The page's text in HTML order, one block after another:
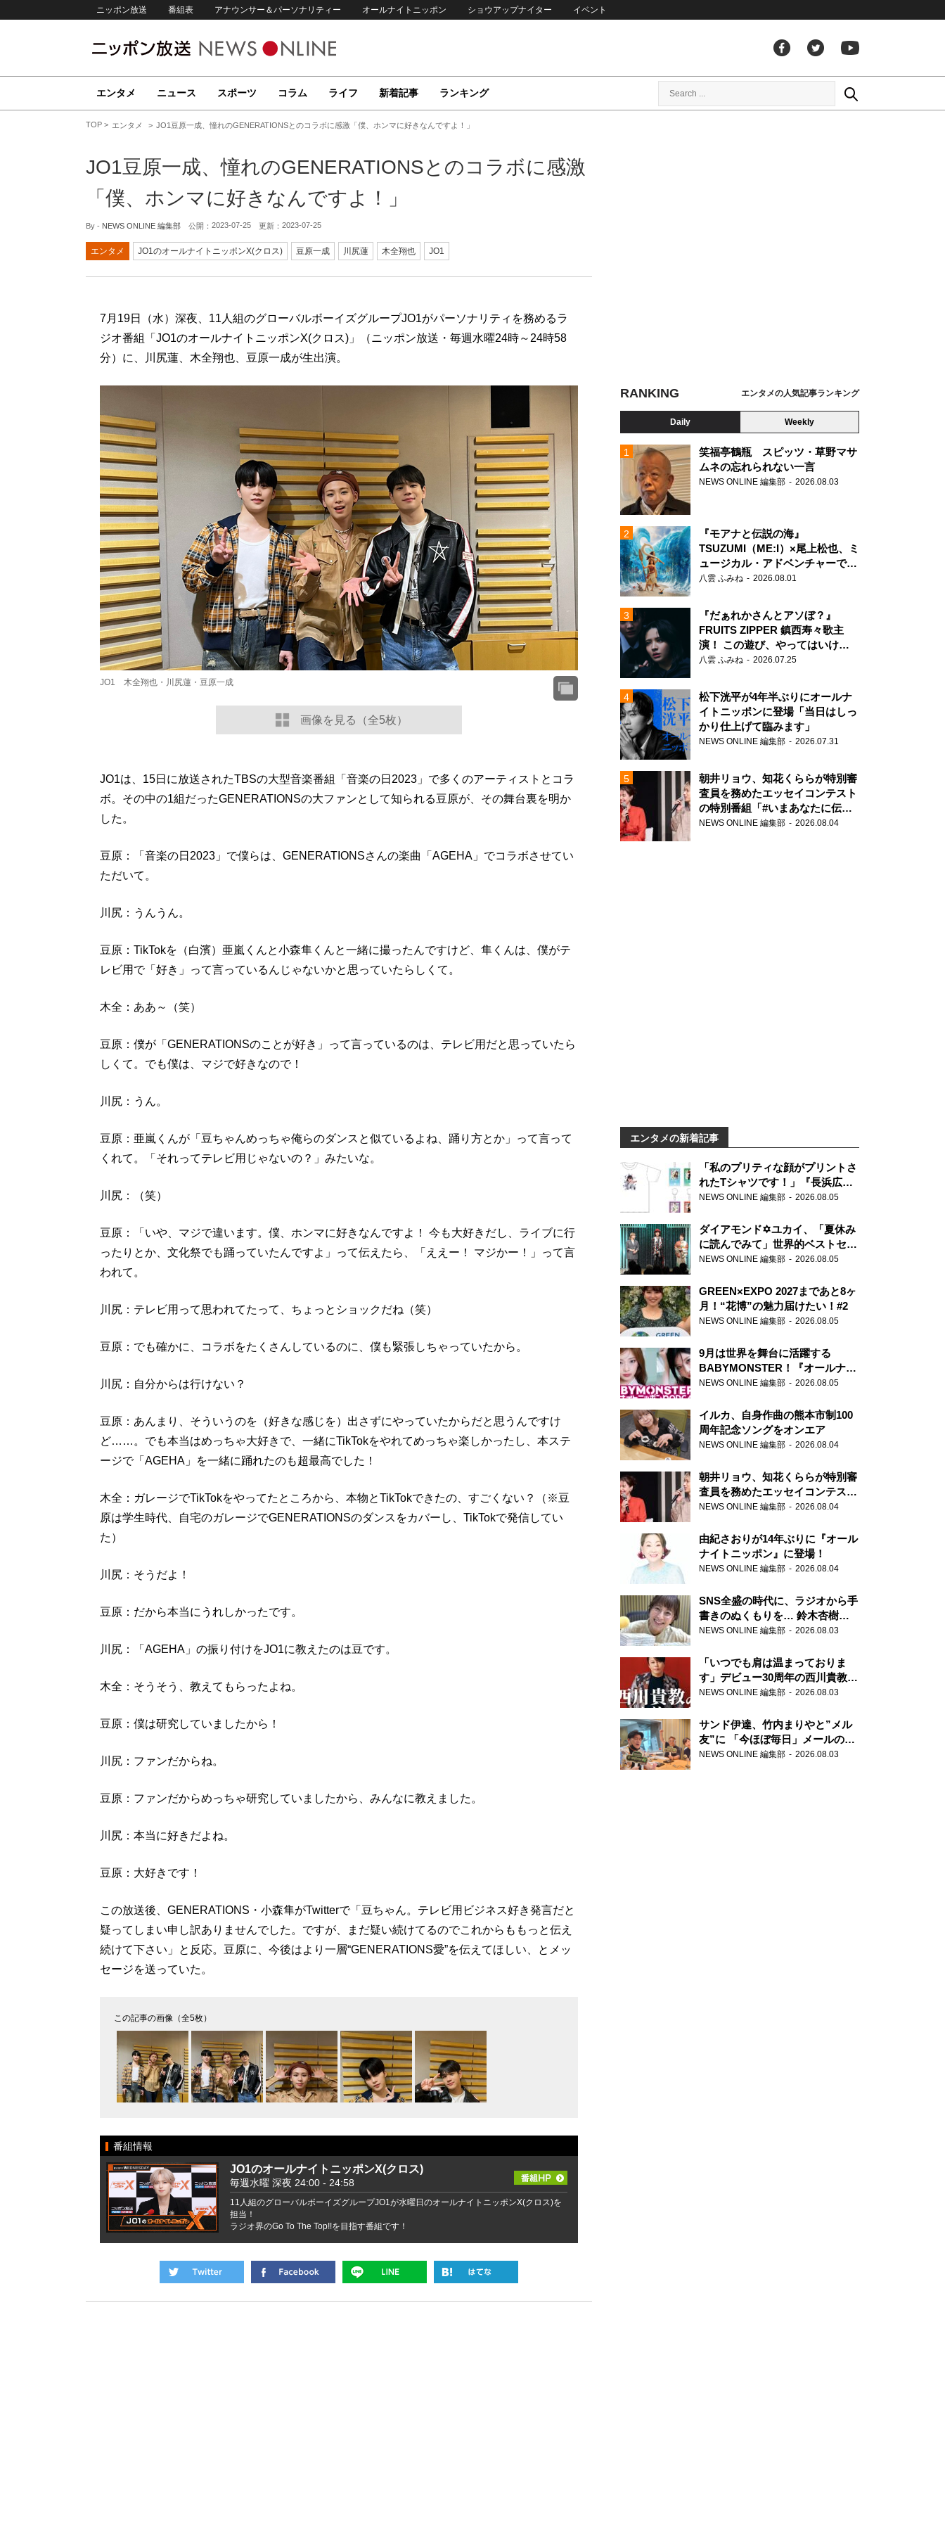
ニッポン放送 番組表 アナウンサー＆パーソナリティー オールナイトニッポン ショウアップナイター イベント
エンタメ ニュース スポーツ コラム ライフ 新着記事 ランキング
TOP エンタメ JO1豆原一成、憧れのGENERATIONSとのコラボに感激「僕、ホンマに好きなんですよ！」
JO1豆原一成、憧れのGENERATIONSとのコラボに感激
「僕、ホンマに好きなんですよ！」
By - NEWS ONLINE 編集部 公開： 2023-07-25 更新： 2023-07-25
エンタメ JO1のオールナイトニッポンX(クロス) 豆原一成 川尻蓮 木全翔也 JO1
7月19日（水）深夜、11人組のグローバルボーイズグループJO1がパーソナリティを務めるラ
ジオ番組「JO1のオールナイトニッポンX(クロス)」（ニッポン放送・毎週水曜24時～24時58
分）に、川尻蓮、木全翔也、豆原一成が生出演。
画像を見る（全5枚）
JO1 木全翔也・川尻蓮・豆原一成
JO1は、15日に放送されたTBSの大型音楽番組「音楽の日2023」で多くのアーティストとコラ
ボ。その中の1組だったGENERATIONSの大ファンとして知られる豆原が、その舞台裏を明か
した。
豆原：「音楽の日2023」で僕らは、GENERATIONSさんの楽曲「AGEHA」でコラボさせてい
ただいて。
川尻：うんうん。
豆原：TikTokを（白濱）亜嵐くんと小森隼くんと一緒に撮ったんですけど、隼くんは、僕がテ
レビ用で「好き」って言っているんじゃないかと思っていたらしくて。
木全：ああ～（笑）
豆原：僕が「GENERATIONSのことが好き」って言っているのは、テレビ用だと思っていたら
しくて。でも僕は、マジで好きなので！
川尻：うん。
豆原：亜嵐くんが「豆ちゃんめっちゃ俺らのダンスと似ているよね、踊り方とか」って言って
くれて。「それってテレビ用じゃないの？」みたいな。
川尻：（笑）
豆原：「いや、マジで違います。僕、ホンマに好きなんですよ！ 今も大好きだし、ライブに行
ったりとか、文化祭でも踊っていたんですよ」って伝えたら、「ええー！ マジかー！」って言
われて。
川尻：テレビ用って思われてたって、ちょっとショックだね（笑）
豆原：でも確かに、コラボをたくさんしているのに、僕も緊張しちゃっていたから。
川尻：自分からは行けない？
豆原：あんまり、そういうのを（好きな感じを）出さずにやっていたからだと思うんですけ
ど……。でも本当はめっちゃ大好きで、一緒にTikTokをやれてめっちゃ楽しかったし、本ステ
ージで「AGEHA」を一緒に踊れたのも超最高でした！
木全：ガレージでTikTokをやってたところから、本物とTikTokできたの、すごくない？（※豆
原は学生時代、自宅のガレージでGENERATIONSのダンスをカバーし、TikTokで発信してい
た）
川尻：そうだよ！
豆原：だから本当にうれしかったです。
川尻：「AGEHA」の振り付けをJO1に教えたのは豆です。
木全：そうそう、教えてもらったよね。
豆原：僕は研究していましたから！
川尻：ファンだからね。
豆原：ファンだからめっちゃ研究していましたから、みんなに教えました。
川尻：本当に好きだよね。
豆原：大好きです！
この放送後、GENERATIONS・小森隼がTwitterで「豆ちゃん。テレビ用ビジネス好き発言だと
疑ってしまい申し訳ありませんでした。ですが、まだ疑い続けてるのでこれからももっと伝え
続けて下さい」と反応。豆原に、今後はより一層“GENERATIONS愛”を伝えてほしい、とメッ
セージを送っていた。
この記事の画像（全5枚）
番組情報
JO1のオールナイトニッポンX(クロス)
毎週水曜 深夜 24:00 - 24:58
11人組のグローバルボーイズグループJO1が水曜日のオールナイトニッポンX(クロス)を
担当！
ラジオ界のGo To The Top!!を目指す番組です！
RANKING エンタメの人気記事ランキング
Daily Weekly
笑福亭鶴瓶 スピッツ・草野マサ
ムネの忘れられない一言
NEWS ONLINE 編集部 2026.08.03
『モアナと伝説の海』
TSUZUMI（ME:I）×尾上松也、ミ
ュージカル・アドベンチャーで美
声を響かせる
八雲 ふみね 2026.08.01
『だぁれかさんとアソぼ？』
FRUITS ZIPPER 鎮西寿々歌主
演！ この遊び、やってはいけま
せん。
八雲 ふみね 2026.07.25
松下洸平が4年半ぶりにオールナ
イトニッポンに登場「当日はしっ
かり仕上げて臨みます」
NEWS ONLINE 編集部 2026.07.31
朝井リョウ、知花くららが特別審
査員を務めたエッセイコンテスト
の特別番組「#いまあなたに伝え
たいこと」
NEWS ONLINE 編集部 2026.08.04
エンタメの新着記事
「私のプリティな顔がプリントさ
れたTシャツです！」『長浜広奈
天下無双』初の番組グッズ発売
NEWS ONLINE 編集部 2026.08.05
ダイアモンド✡ユカイ、「夏休み
に読んでみて」世界的ベストセラ
ー『アナスタシア』を紹介
NEWS ONLINE 編集部 2026.08.05
GREEN×EXPO 2027まであと8ヶ
月！“花博”の魅力届けたい！#2
NEWS ONLINE 編集部 2026.08.05
9月は世界を舞台に活躍する
BABYMONSTER！『オールナイ
トニッポンPODCAST』月替わり
NEWS ONLINE 編集部 2026.08.05
イルカ、自身作曲の熊本市制100
周年記念ソングをオンエア
NEWS ONLINE 編集部 2026.08.04
朝井リョウ、知花くららが特別審
査員を務めたエッセイコンテスト
の特別番組「#いまあなたに伝え
NEWS ONLINE 編集部 2026.08.04
由紀さおりが14年ぶりに『オール
ナイトニッポン』に登場！
NEWS ONLINE 編集部 2026.08.04
SNS全盛の時代に、ラジオから手
書きのぬくもりを… 鈴木杏樹の
直筆はがきが届く！
郵便局
NEWS ONLINE 編集部 2026.08.03
「いつでも肩は温まっておりま
す」デビュー30周年の西川貴教が
『オールナイトニッポン』に登
NEWS ONLINE 編集部 2026.08.03
サンド伊達、竹内まりやと”メル
友”に 「今ほぼ毎日」メールのや
り取り明かす
NEWS ONLINE 編集部 2026.08.03